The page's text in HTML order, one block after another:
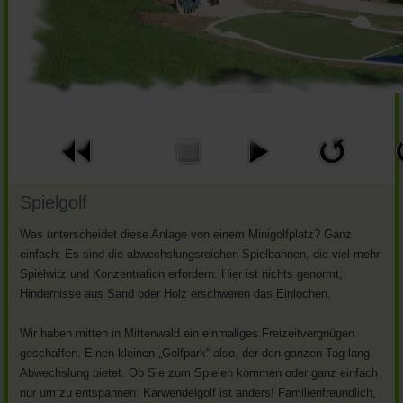
Spielgolf
Was unterscheidet diese Anlage von einem Minigolfplatz? Ganz
einfach: Es sind die abwechslungsreichen Spielbahnen, die viel mehr
Spielwitz und Konzentration erfordern. Hier ist nichts genormt,
Hindernisse aus Sand oder Holz erschweren das Einlochen.
Wir haben mitten in Mittenwald ein einmaliges Freizeitvergnügen
geschaffen. Einen kleinen „Golfpark“ also, der den ganzen Tag lang
Abwechslung bietet. Ob Sie zum Spielen kommen oder ganz einfach
nur um zu entspannen: Karwendelgolf ist anders! Familienfreundlich,